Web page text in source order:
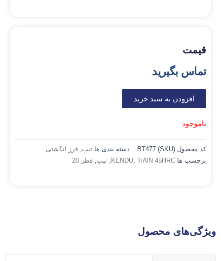
قیمت
تماس بگیرید
افزودن به سبد خرید
ناموجود
کد محصول (SKU) BT477 دسته بندی ها تیپ فرز انگشتی
برچسب ها
KENDU TiAlN 45HRC تیپ قطر 20
ویژگی‌های محصول